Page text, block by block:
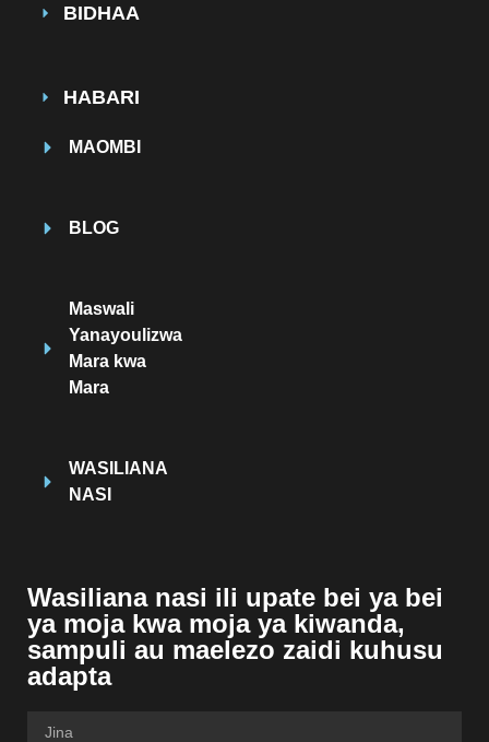
BIDHAA
HABARI
MAOMBI
BLOG
Maswali
Yanayoulizwa
Mara kwa
Mara
WASILIANA
NASI
Wasiliana nasi ili upate bei ya bei
ya moja kwa moja ya kiwanda,
sampuli au maelezo zaidi kuhusu
adapta